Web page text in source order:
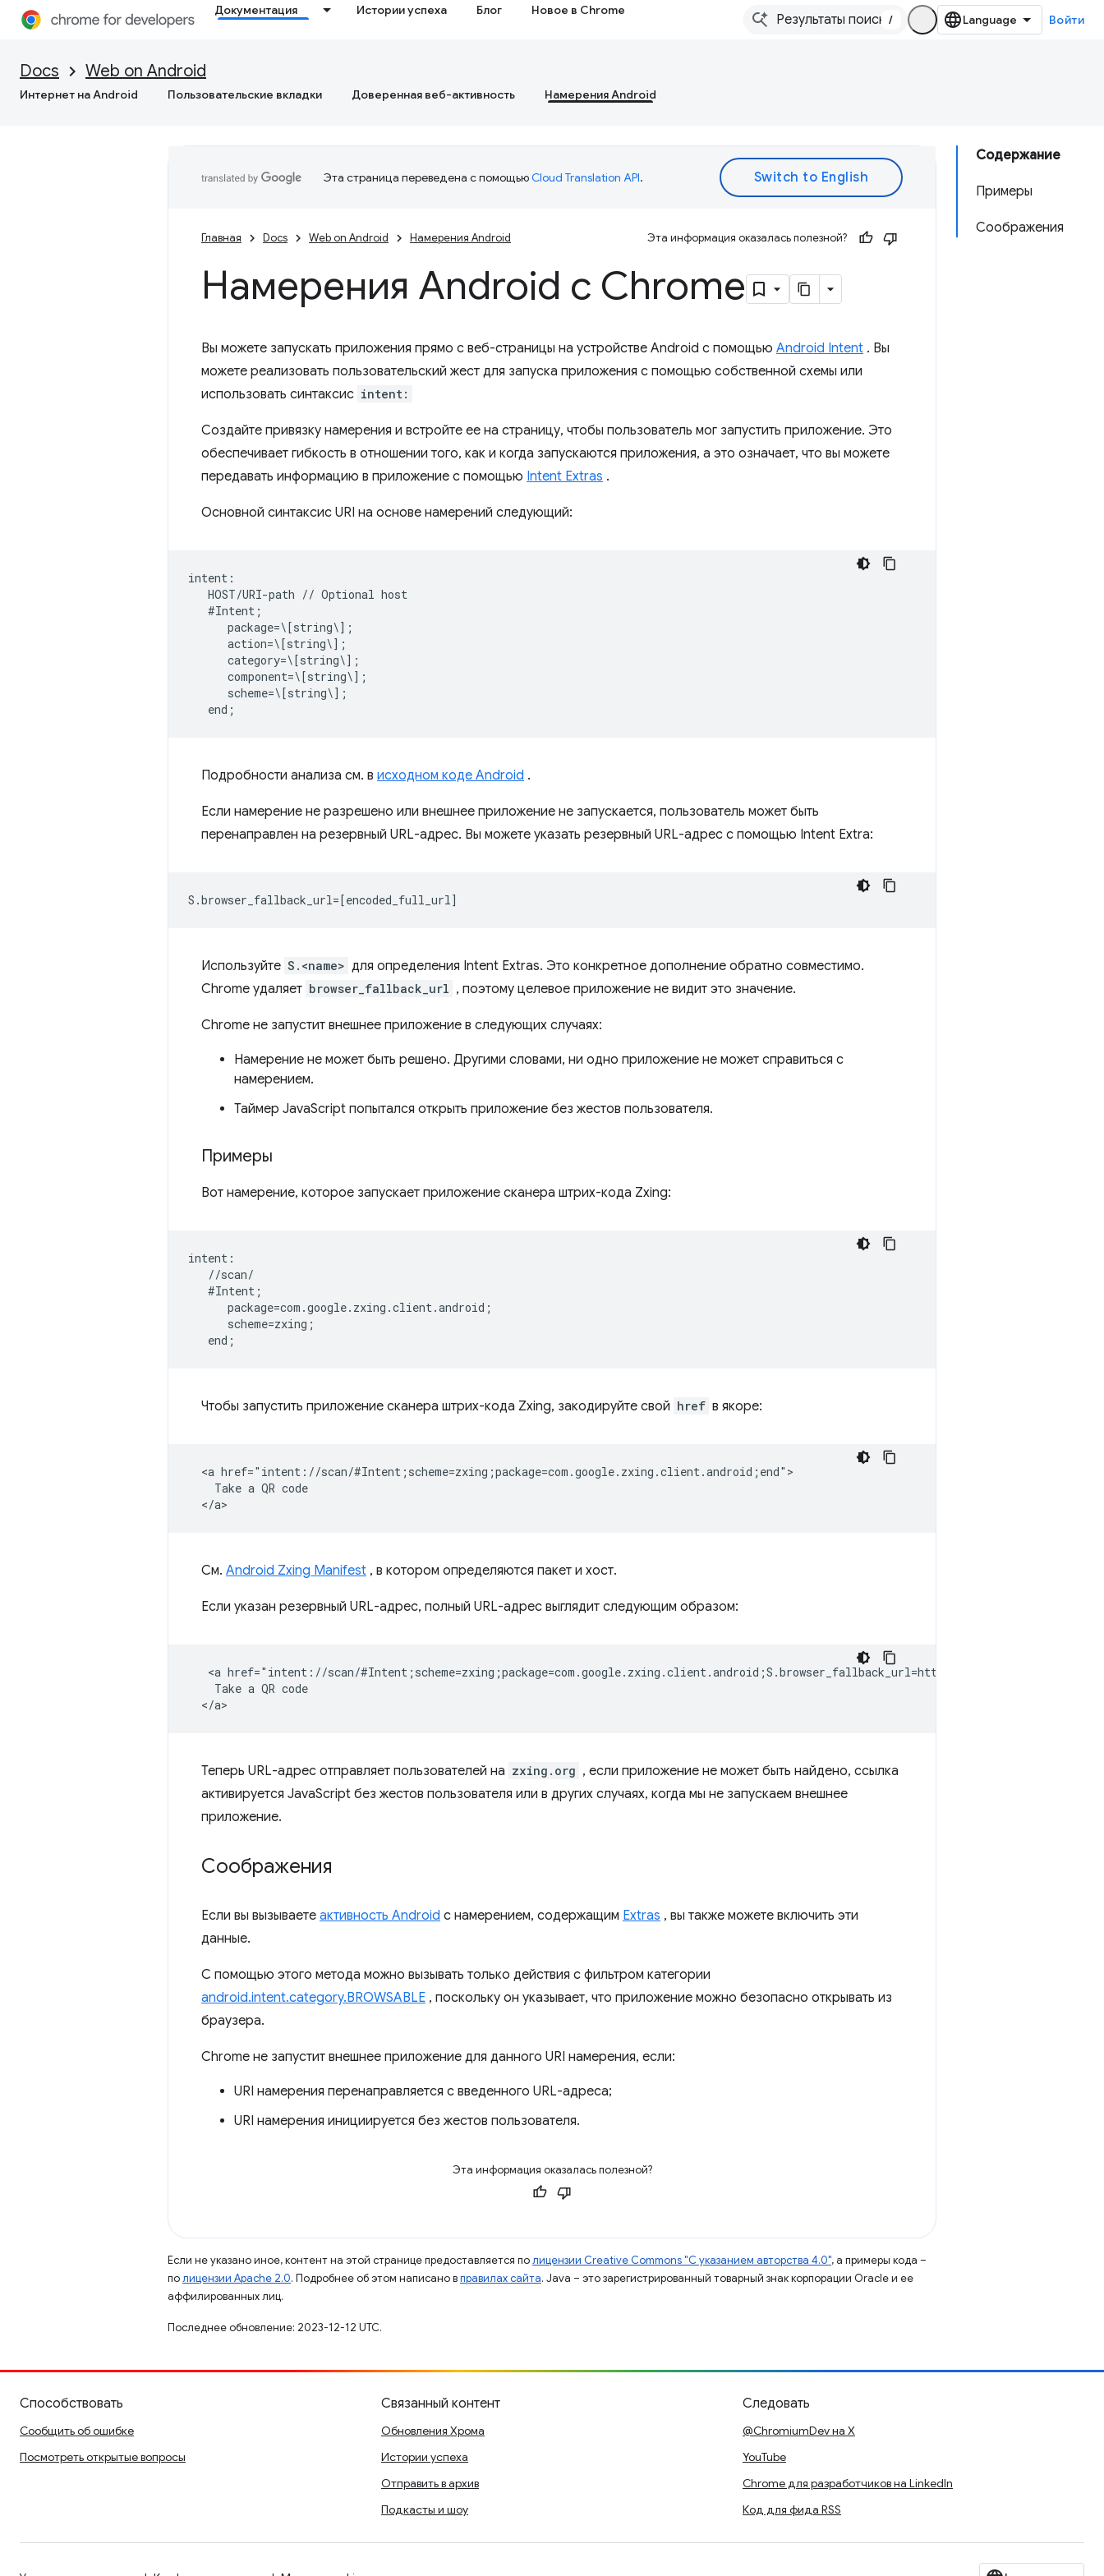
Документация Истории успеха Блог Новое в Chrome
/ Войти
Docs Web on Android
Интернет на Android Пользовательские вкладки Доверенная веб-активность Намерения Android
Содержание
Примеры
Соображения
Эта страница переведена с помощьюCloud Translation API.
Главная Docs Web on Android Намерения Android Эта информация оказалась полезной?
Намерения Android с Chrome
Вы можете запускать приложения прямо с веб-страницы на устройстве Android с помощью Android Intent . Вы
можете реализовать пользовательский жест для запуска приложения с помощью собственной схемы или
использовать синтаксис intent:
Создайте привязку намерения и встройте ее на страницу, чтобы пользователь мог запустить приложение. Это
обеспечивает гибкость в отношении того, как и когда запускаются приложения, а это означает, что вы можете
передавать информацию в приложение с помощью Intent Extras .
Основной синтаксис URI на основе намерений следующий:
intent:
   HOST/URI-path // Optional host
   #Intent;
      package=\[string\];
      action=\[string\];
      category=\[string\];
      component=\[string\];
      scheme=\[string\];
Подробности анализа см. в исходном коде Android .
Если намерение не разрешено или внешнее приложение не запускается, пользователь может быть
перенаправлен на резервный URL-адрес. Вы можете указать резервный URL-адрес с помощью Intent Extra:
Используйте S.<name> для определения Intent Extras. Это конкретное дополнение обратно совместимо.
Chrome удаляет browser_fallback_url , поэтому целевое приложение не видит это значение.
Chrome не запустит внешнее приложение в следующих случаях:
Намерение не может быть решено. Другими словами, ни одно приложение не может справиться с
намерением.
Таймер JavaScript попытался открыть приложение без жестов пользователя.
Примеры
Вот намерение, которое запускает приложение сканера штрих-кода Zxing:
intent:
   //scan/
   #Intent;
      package=com.google.zxing.client.android;
      scheme=zxing;
Чтобы запустить приложение сканера штрих-кода Zxing, закодируйте свой href в якоре:
  <a href="intent://scan/#Intent;scheme=zxing;package=com.google.zxing.client.android;end">
    Take a QR code
См. Android Zxing Manifest , в котором определяются пакет и хост.
Если указан резервный URL-адрес, полный URL-адрес выглядит следующим образом:
<a href="intent://scan/
    Take a QR code
Теперь URL-адрес отправляет пользователей на zxing.org , если приложение не может быть найдено, ссылка
активируется JavaScript без жестов пользователя или в других случаях, когда мы не запускаем внешнее
приложение.
Соображения
Если вы вызываете активность Android с намерением, содержащим Extras , вы также можете включить эти
данные.
С помощью этого метода можно вызывать только действия с фильтром категории
android.intent.category.BROWSABLE , поскольку он указывает, что приложение можно безопасно открывать из
браузера.
Chrome не запустит внешнее приложение для данного URI намерения, если:
URI намерения перенаправляется с введенного URL-адреса;
URI намерения инициируется без жестов пользователя.
Эта информация оказалась полезной?
Если не указано иное, контент на этой странице предоставляется полицензии Creative Commons "С указанием авторства 4.0", а примеры кода –
полицензии Apache 2.0. Подробнее об этом написано вправилах сайта. Java – это зарегистрированный товарный знак корпорации Oracle и ее
аффилированных лиц.
Последнее обновление: 2023-12-12 UTC.
Способствовать
Сообщить об ошибке
Посмотреть открытые вопросы
Связанный контент
Обновления Хрома
Истории успеха
Отправить в архив
Подкасты и шоу
Следовать
@ChromiumDev на X
YouTube
Chrome для разработчиков на LinkedIn
Код для фида RSS